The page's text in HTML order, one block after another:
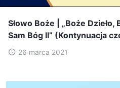
Słowo Boże | „Boże
Sam Bóg II” (Kontynuacja
26 marca 2021